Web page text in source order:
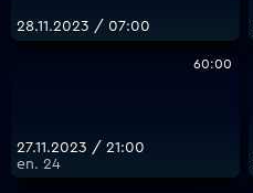
28.11.2023 / 07:00
60:00
27.11.2023 / 21:00
еп. 24